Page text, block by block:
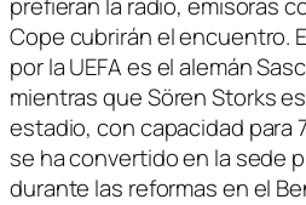
Cope cubrirán el encuentro.
por la UEFA es el alemán
mientras que Sören Storks
estadio, con capacidad para
se ha convertido en la sede
durante las reformas en el